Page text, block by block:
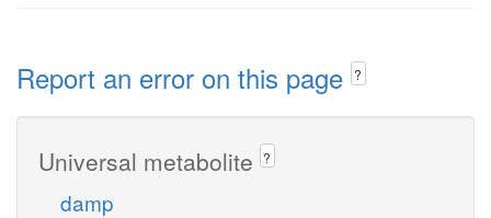
Report an error on this page ?
Universal metabolite ?
damp